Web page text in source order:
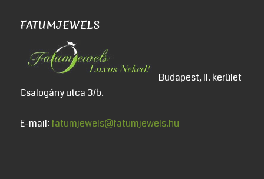
FATUMJEWELS
Budapest, II. kerület
Csalogány utca 3/b.
E-mail: fatumjewels@fatumjewels.hu